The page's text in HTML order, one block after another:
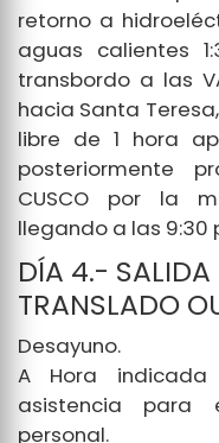
retorno a
aguas calientes
transbordo a las
hacia Santa
libre de 1 hora
posteriormente
CUSCO por la
llegando a las 9:30
DÍA 4.- SALIDA
TRANSLADO
Desayuno.
A Hora
asistencia para
personal.